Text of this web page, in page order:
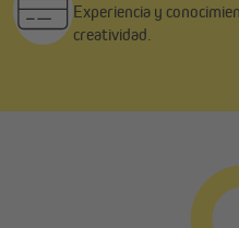
Experiencia y
creatividad.